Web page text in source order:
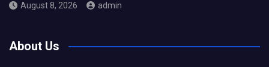
August 8, 2026 admin
About Us